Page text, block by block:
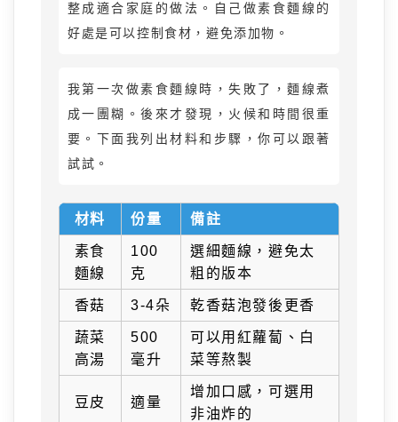
整成適合家庭的做法。自己做素食麵線的
好處是可以控制食材，避免添加物。
我第一次做素食麵線時，失敗了，麵線煮
成一團糊。後來才發現，火候和時間很重
要。下面我列出材料和步驟，你可以跟著
試試。
材料 份量 備註
素食
麵線
100
克
選細麵線，避免太
粗的版本
香菇 3-4朵 乾香菇泡發後更香
蔬菜
高湯
500
毫升
可以用紅蘿蔔、白
菜等熬製
豆皮 適量
增加口感，可選用
非油炸的